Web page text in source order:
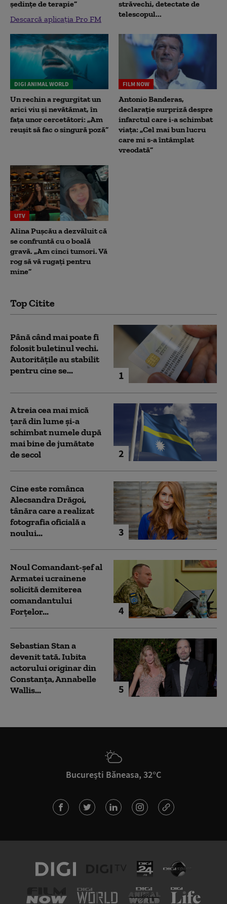
ședințe de terapie”
Descarcă aplicația Pro FM
străvechi, detectate de
telescopul...
DIGI ANIMAL WORLD
Un rechin a regurgitat un
arici viu și nevătămat, în
fața unor cercetători: „Am
reușit să fac o singură poză”
FILM NOW
Antonio Banderas,
declarație surpriză despre
infarctul care i-a schimbat
viața: „Cel mai bun lucru
care mi s-a întâmplat
vreodată”
UTV
Alina Pușcău a dezvăluit că
se confruntă cu o boală
gravă. „Am cinci tumori. Vă
rog să vă rugați pentru
mine”
Top Citite
1
Până când mai poate fi
folosit buletinul vechi.
Autoritățile au stabilit
pentru cine se...
2
A treia cea mai mică
țară din lume și-a
schimbat numele după
mai bine de jumătate
de secol
3
Cine este românca
Alecsandra Drăgoi,
tânăra care a realizat
fotografia oficială a
noului...
4
Noul Comandant-șef al
Armatei ucrainene
solicită demiterea
comandantului
Forțelor...
5
Sebastian Stan a
devenit tată. Iubita
actorului originar din
Constanța, Annabelle
Wallis...
București Băneasa, 32°C